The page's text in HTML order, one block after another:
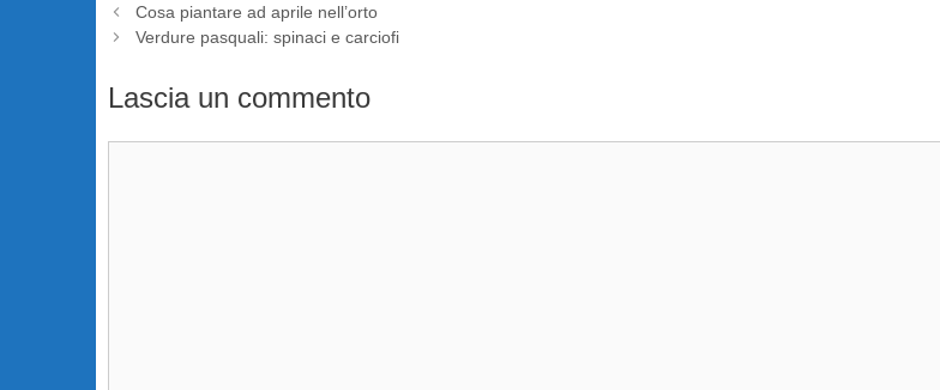
Cosa piantare ad aprile nell’orto
Verdure pasquali: spinaci e carciofi
Lascia un commento